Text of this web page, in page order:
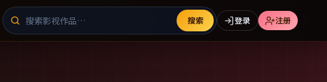
搜索 登录 注册